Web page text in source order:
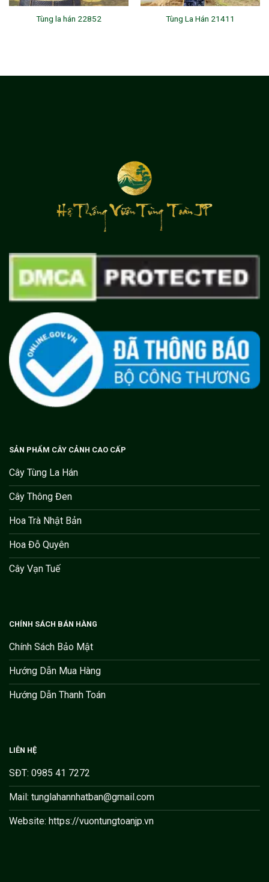
Tùng la hán 22852 Tùng La Hán 21411
SẢN PHẨM CÂY CẢNH CAO CẤP
Cây Tùng La Hán
Cây Thông Đen
Hoa Trà Nhật Bản
Hoa Đỗ Quyên
Cây Vạn Tuế
CHÍNH SÁCH BÁN HÀNG
Chính Sách Bảo Mật
Hướng Dẫn Mua Hàng
Hướng Dẫn Thanh Toán
LIÊN HỆ
SĐT: 0985 41 7272
Mail: tunglahannhatban@gmail.com
Website: https://vuontungtoanjp.vn